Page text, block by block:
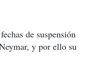
de suspensión
y por ello su